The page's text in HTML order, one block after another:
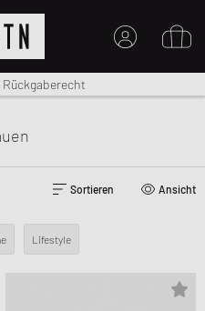
EINEN ACCOUNT ERSTELLEN
nach DE ab € 70
Sportswear
Rückgaberecht
Sortieren Ansicht
Lifestyle